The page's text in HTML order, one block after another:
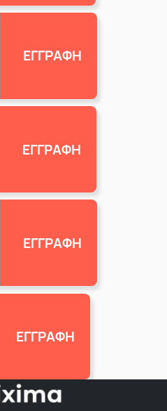
ΕΓΓΡΑΦΗ
ΕΓΓΡΑΦΗ
ΕΓΓΡΑΦΗ
ΕΓΓΡΑΦΗ